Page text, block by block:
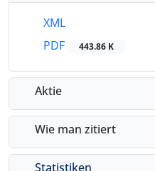
XML
PDF
443.86 K
Aktie
Wie man zitiert
Statistiken